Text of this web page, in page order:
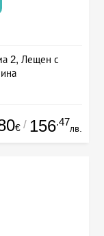
2, Лещен с
€ / 156.47
лв.